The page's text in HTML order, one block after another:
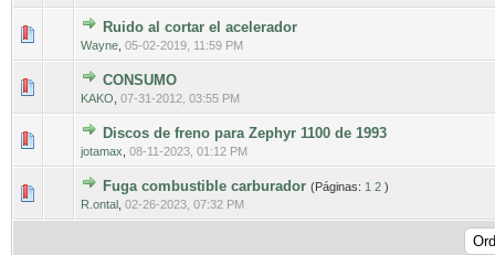
Ruido al cortar el acelerador
Wayne 05-02-2019, 11:59 PM
0 voto(s) - Media 0 de 5
12345
CONSUMO
KAKO 07-31-2012, 03:55 PM
0 voto(s) - Media 0 de 5
Discos de freno para Zephyr 1100 de 1993
jotamax 08-11-2023, 01:12 PM
0 voto(s) - Media 0 de 5
12 345
Fuga combustible carburador (Páginas: 1 2 )
R.ontal 02-26-2023, 07:32 PM
0 voto(s) - Media 0 de 5
12345